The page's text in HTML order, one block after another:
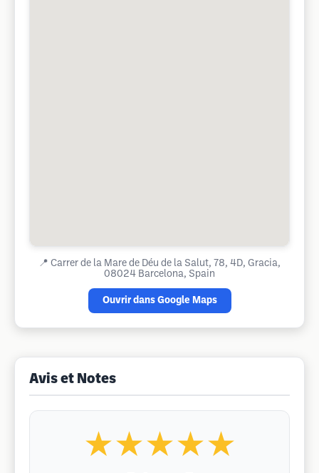
📍 Carrer de la Mare de Déu de la Salut, 78, 4D, Gracia,
08024 Barcelona, Spain
Ouvrir dans Google Maps
Avis et Notes
★★★★★